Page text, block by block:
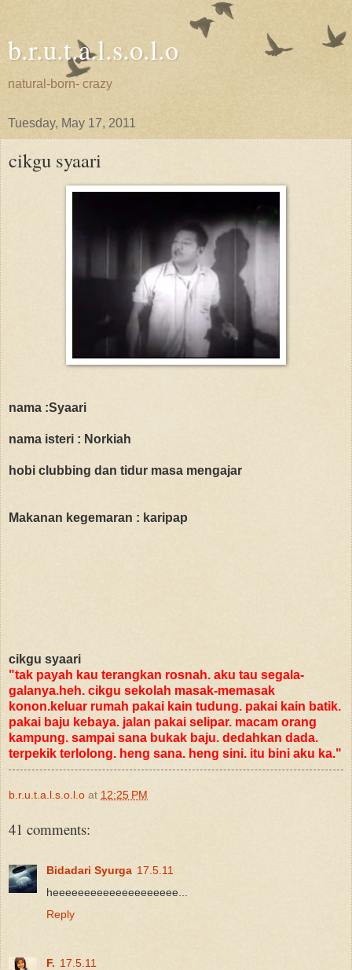
b.r.u.t.a.l.s.o.l.o
natural-born- crazy
Tuesday, May 17, 2011
cikgu syaari
nama :Syaari
nama isteri : Norkiah
hobi clubbing dan tidur masa mengajar
Makanan kegemaran : karipap
cikgu syaari
"tak payah kau terangkan rosnah. aku tau segala-
galanya.heh. cikgu sekolah masak-memasak
konon.keluar rumah pakai kain tudung. pakai kain batik.
pakai baju kebaya. jalan pakai selipar. macam orang
kampung. sampai sana bukak baju. dedahkan dada.
terpekik terlolong. heng sana. heng sini. itu bini aku ka."
b.r.u.t.a.l.s.o.l.o at 12:25 PM
41 comments:
Bidadari Syurga 17.5.11
heeeeeeeeeeeeeeeeeeee...
Reply
F. 17.5.11